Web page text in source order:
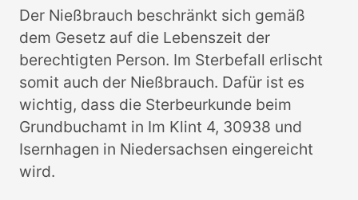
Der Nießbrauch beschränkt sich gemäß
dem Gesetz auf die Lebenszeit der
berechtigten Person. Im Sterbefall erlischt
somit auch der Nießbrauch. Dafür ist es
wichtig, dass die Sterbeurkunde beim
Grundbuchamt in Im Klint 4, 30938 und
Isernhagen in Niedersachsen eingereicht
wird.